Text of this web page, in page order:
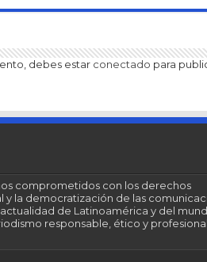
debes estar conectado para
comprometidos con los derechos
y la democratización de las
de Latinoamérica y del
responsable, ético y profesional.